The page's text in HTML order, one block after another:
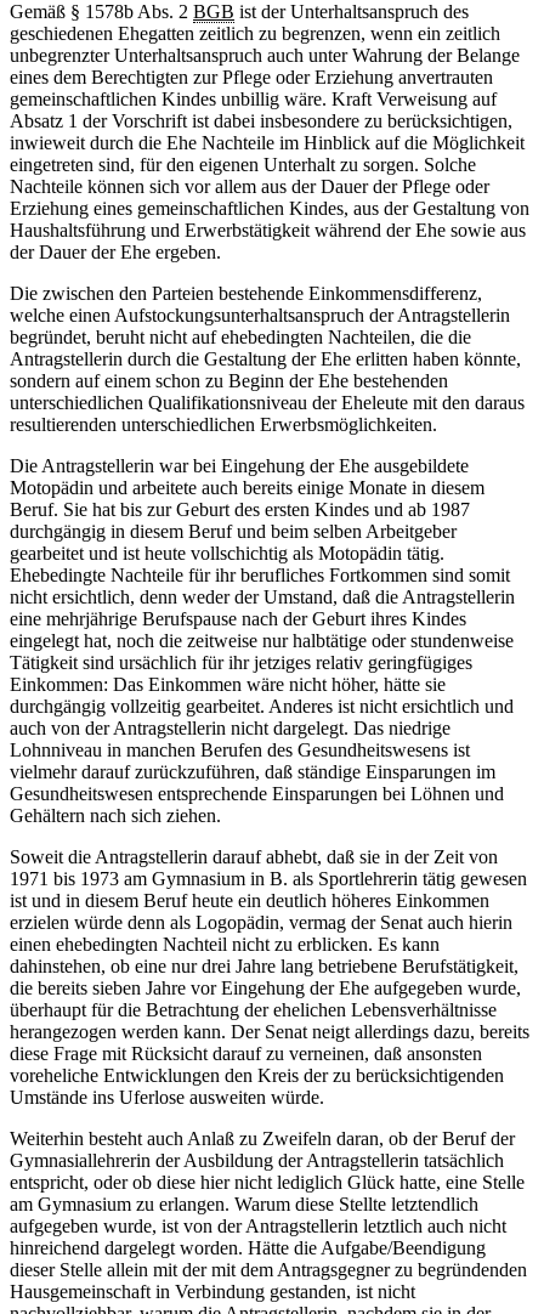
Gemäß § 1578b Abs. 2 BGB ist der Unterhaltsanspruch des
geschiedenen Ehegatten zeitlich zu begrenzen, wenn ein zeitlich
unbegrenzter Unterhaltsanspruch auch unter Wahrung der Belange
eines dem Berechtigten zur Pflege oder Erziehung anvertrauten
gemeinschaftlichen Kindes unbillig wäre. Kraft Verweisung auf
Absatz 1 der Vorschrift ist dabei insbesondere zu berücksichtigen,
inwieweit durch die Ehe Nachteile im Hinblick auf die Möglichkeit
eingetreten sind, für den eigenen Unterhalt zu sorgen. Solche
Nachteile können sich vor allem aus der Dauer der Pflege oder
Erziehung eines gemeinschaftlichen Kindes, aus der Gestaltung von
Haushaltsführung und Erwerbstätigkeit während der Ehe sowie aus
der Dauer der Ehe ergeben.
Die zwischen den Parteien bestehende Einkommensdifferenz,
welche einen Aufstockungsunterhaltsanspruch der Antragstellerin
begründet, beruht nicht auf ehebedingten Nachteilen, die die
Antragstellerin durch die Gestaltung der Ehe erlitten haben könnte,
sondern auf einem schon zu Beginn der Ehe bestehenden
unterschiedlichen Qualifikationsniveau der Eheleute mit den daraus
resultierenden unterschiedlichen Erwerbsmöglichkeiten.
Die Antragstellerin war bei Eingehung der Ehe ausgebildete
Motopädin und arbeitete auch bereits einige Monate in diesem
Beruf. Sie hat bis zur Geburt des ersten Kindes und ab 1987
durchgängig in diesem Beruf und beim selben Arbeitgeber
gearbeitet und ist heute vollschichtig als Motopädin tätig.
Ehebedingte Nachteile für ihr berufliches Fortkommen sind somit
nicht ersichtlich, denn weder der Umstand, daß die Antragstellerin
eine mehrjährige Berufspause nach der Geburt ihres Kindes
eingelegt hat, noch die zeitweise nur halbtätige oder stundenweise
Tätigkeit sind ursächlich für ihr jetziges relativ geringfügiges
Einkommen: Das Einkommen wäre nicht höher, hätte sie
durchgängig vollzeitig gearbeitet. Anderes ist nicht ersichtlich und
auch von der Antragstellerin nicht dargelegt. Das niedrige
Lohnniveau in manchen Berufen des Gesundheitswesens ist
vielmehr darauf zurückzuführen, daß ständige Einsparungen im
Gesundheitswesen entsprechende Einsparungen bei Löhnen und
Gehältern nach sich ziehen.
Soweit die Antragstellerin darauf abhebt, daß sie in der Zeit von
1971 bis 1973 am Gymnasium in B. als Sportlehrerin tätig gewesen
ist und in diesem Beruf heute ein deutlich höheres Einkommen
erzielen würde denn als Logopädin, vermag der Senat auch hierin
einen ehebedingten Nachteil nicht zu erblicken. Es kann
dahinstehen, ob eine nur drei Jahre lang betriebene Berufstätigkeit,
die bereits sieben Jahre vor Eingehung der Ehe aufgegeben wurde,
überhaupt für die Betrachtung der ehelichen Lebensverhältnisse
herangezogen werden kann. Der Senat neigt allerdings dazu, bereits
diese Frage mit Rücksicht darauf zu verneinen, daß ansonsten
voreheliche Entwicklungen den Kreis der zu berücksichtigenden
Umstände ins Uferlose ausweiten würde.
Weiterhin besteht auch Anlaß zu Zweifeln daran, ob der Beruf der
Gymnasiallehrerin der Ausbildung der Antragstellerin tatsächlich
entspricht, oder ob diese hier nicht lediglich Glück hatte, eine Stelle
am Gymnasium zu erlangen. Warum diese Stellte letztendlich
aufgegeben wurde, ist von der Antragstellerin letztlich auch nicht
hinreichend dargelegt worden. Hätte die Aufgabe/Beendigung
dieser Stelle allein mit der mit dem Antragsgegner zu begründenden
Hausgemeinschaft in Verbindung gestanden, ist nicht